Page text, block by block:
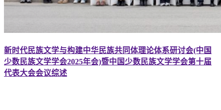
新时代民族文学与构建中华民族共同体理论体系研讨会(中国
少数民族文学学会2025年会)暨中国少数民族文学学会第十届
代表大会会议综述